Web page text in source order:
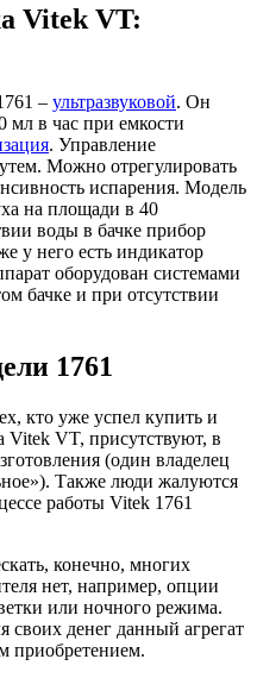
Vitek VT:
– ультразвуковой. Он
мл в час при емкости
. Управление
Можно отрегулировать
испарения. Модель
на площади в 40
воды в бачке прибор
у него есть индикатор
оборудован системами
бачке и при отсутствии
1761
кто уже успел купить и
Vitek VT, присутствуют, в
(один владелец
Также люди жалуются
работы Vitek 1761
конечно, многих
нет, например, опции
или ночного режима.
денег данный агрегат
приобретением.